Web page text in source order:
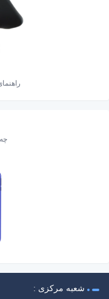
شعبه مرکزی :